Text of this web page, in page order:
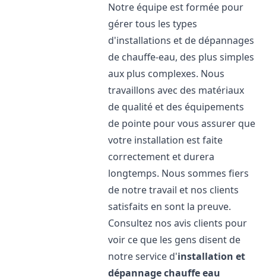
Notre équipe est formée pour
gérer tous les types
d'installations et de dépannages
de chauffe-eau, des plus simples
aux plus complexes. Nous
travaillons avec des matériaux
de qualité et des équipements
de pointe pour vous assurer que
votre installation est faite
correctement et durera
longtemps. Nous sommes fiers
de notre travail et nos clients
satisfaits en sont la preuve.
Consultez nos avis clients pour
voir ce que les gens disent de
notre service d'installation et
dépannage chauffe eau